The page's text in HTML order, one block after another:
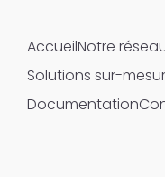
AccueilNotre
Solutions sur-
Documentation